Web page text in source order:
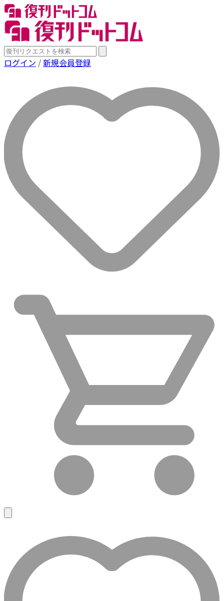
ログイン /新規会員登録